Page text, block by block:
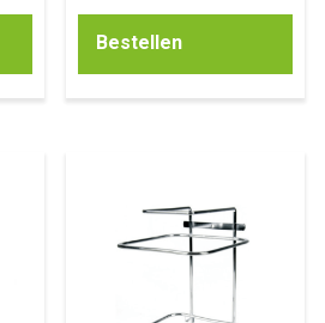
Bestellen